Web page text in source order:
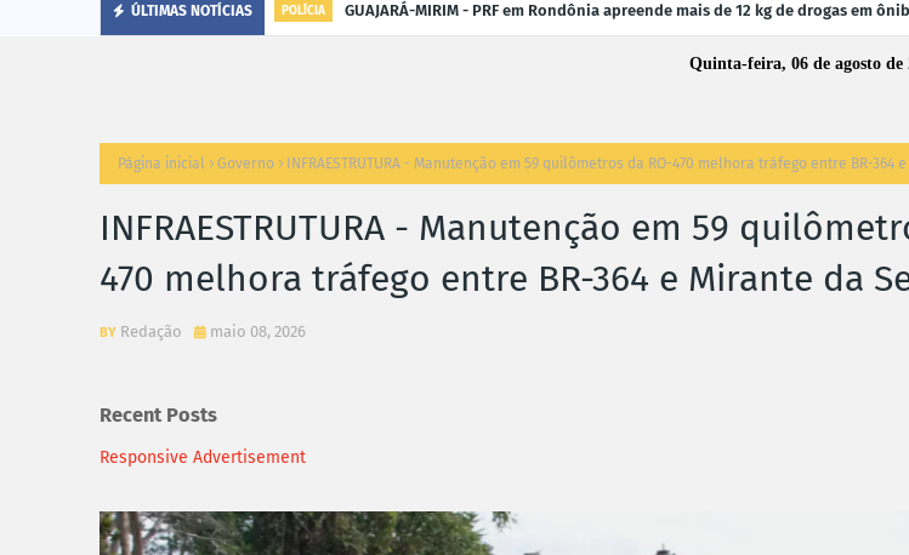
ÚLTIMAS NOTÍCIAS POLÍCIA GUAJARÁ-MIRIM - PRF em Rondônia apreende mais de 12 kg de drogas em
Quinta-feira, 06 de agosto de
Página inicial Governo INFRAESTRUTURA - Manutenção em 59 quilômetros da RO-470 melhora tráfego entre BR-364
INFRAESTRUTURA - Manutenção em 59
470 melhora tráfego entre BR-364 e Mirante da
Redação maio 08, 2026
Recent Posts
Responsive Advertisement